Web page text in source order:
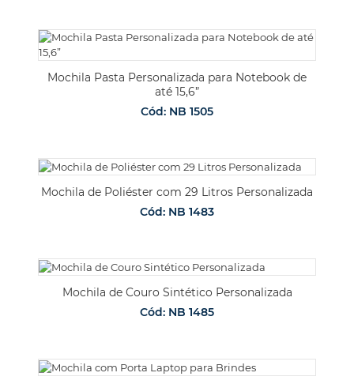
Mochila Pasta Personalizada para Notebook de
até 15,6”
Cód: NB 1505
Mochila de Poliéster com 29 Litros Personalizada
Cód: NB 1483
Mochila de Couro Sintético Personalizada
Cód: NB 1485